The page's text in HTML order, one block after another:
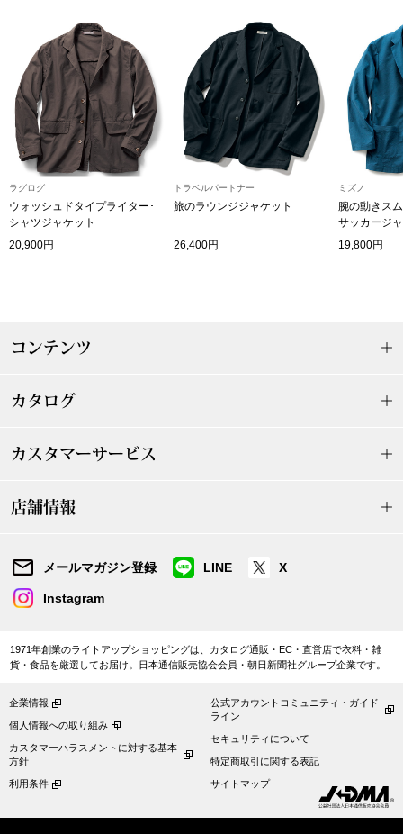
セイコー〉マウリッツハイス美術館公認フェ
ルメールオマージュウオッチ
ランド
すべて見る
その他
和装
和装小物
おすすめ特集
【特集】
ラグログ
ウォッシュドタイプライター･
シャツジャケット
20,900円
トラベルパートナー
旅のラウンジジャケット
26,400円
ミズノ
腕の動きス
サッカージ
19,800円
コンテンツ
カタログ
カスタマーサービス
店舗情報
メールマガジン登録 LINE X
Instagram
1971年創業のライトアップショッピングは、カタログ通販・EC・直営店で衣料・雑
貨・食品を厳選してお届け。日本通信販売協会会員・朝日新聞社グループ企業です。
企業情報
個人情報への取り組み
カスタマーハラスメントに対する基本
方針
利用条件
公式アカウントコミュニティ・ガイド
ライン
セキュリティについて
特定商取引に関する表記
サイトマップ